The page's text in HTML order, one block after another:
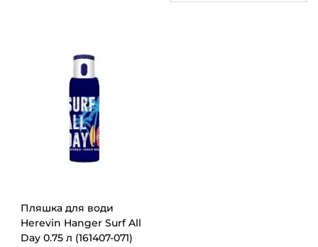
Пляшка для води
Herevin Hanger Surf All
Day 0.75 л (161407-071)